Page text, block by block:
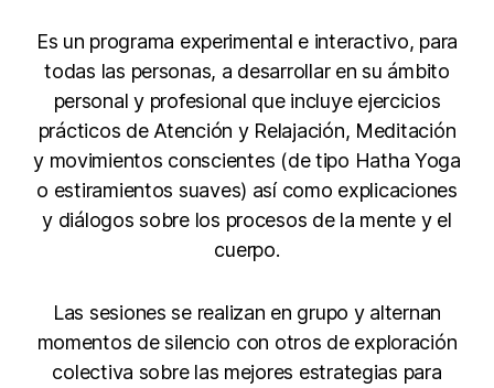
Es un programa experimental e interactivo, para
todas las personas, a desarrollar en su ámbito
personal y profesional que incluye ejercicios
prácticos de Atención y Relajación, Meditación
y movimientos conscientes (de tipo Hatha Yoga
o estiramientos suaves) así como explicaciones
y diálogos sobre los procesos de la mente y el
cuerpo.
Las sesiones se realizan en grupo y alternan
momentos de silencio con otros de exploración
colectiva sobre las mejores estrategias para